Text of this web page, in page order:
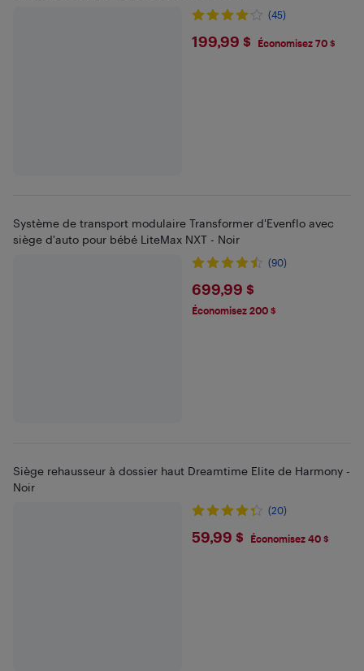
(45)
$199.99
199,99 $ Économisez 70 $
Système de transport modulaire Transformer d'Evenflo avec
siège d'auto pour bébé LiteMax NXT - Noir
(90)
$699.99
699,99 $
Économisez 200 $
Siège rehausseur à dossier haut Dreamtime Elite de Harmony -
Noir
(20)
$59.99
59,99 $ Économisez 40 $